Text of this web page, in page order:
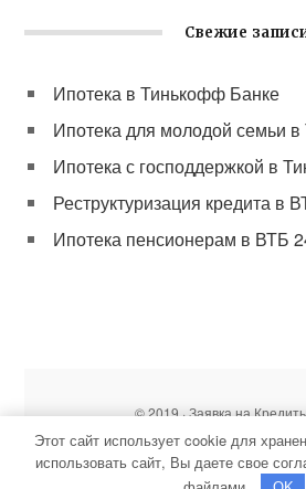
Свежие
Ипотека в Тинькофф Банке
Ипотека для молодой семьи
Ипотека с господдержкой в
Реструктуризация кредита в
Ипотека пенсионерам в ВТБ
© 2019 · Заявка на
Копирование материалов сайта без
Карта сайта
|О нас
Этот сайт использует cookie для
использовать сайт, Вы даете свое